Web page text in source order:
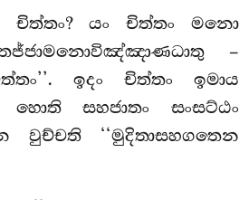
චිත්තං? යං චිත්තං මනො
–
ඉදං චිත්තං ඉමාය
හොති සහජාතං සංසට්ඨං
වුච්චති ‘‘මුදිතාසහගතෙන